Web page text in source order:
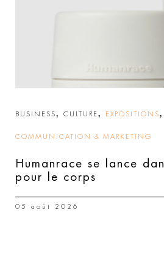
BUSINESS, CULTURE , EXPOSITIONS,
COMMUNICATION & MARKETING
Humanrace se lance
pour le corps
05 août 2026